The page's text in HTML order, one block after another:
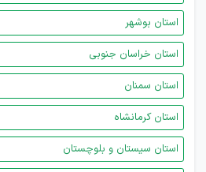
استان بوشهر
استان خراسان جنوبی
استان سمنان
استان کرمانشاه
استان سیستان و بلوچستان